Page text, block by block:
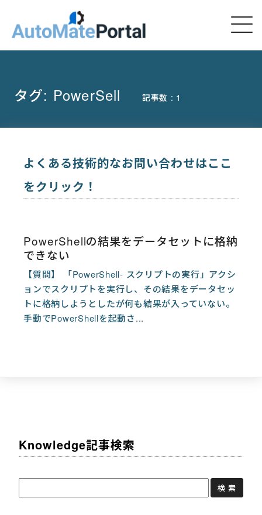
タグ: PowerSell 記事数 : 1
よくある技術的なお問い合わせはここ
をクリック！
PowerShellの結果をデータセットに格納
できない
【質問】 「PowerShell- スクリプトの実行」アクシ
ョンでスクリプトを実行し、その結果をデータセッ
トに格納しようとしたが何も結果が入っていない。
手動でPowerShellを起動さ...
Knowledge記事検索